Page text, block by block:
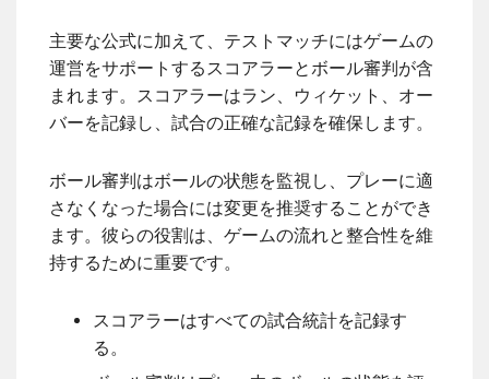
主要な公式に加えて、テストマッチにはゲームの
運営をサポートするスコアラーとボール審判が含
まれます。スコアラーはラン、ウィケット、オー
バーを記録し、試合の正確な記録を確保します。
ボール審判はボールの状態を監視し、プレーに適
さなくなった場合には変更を推奨することができ
ます。彼らの役割は、ゲームの流れと整合性を維
持するために重要です。
スコアラーはすべての試合統計を記録す
る。